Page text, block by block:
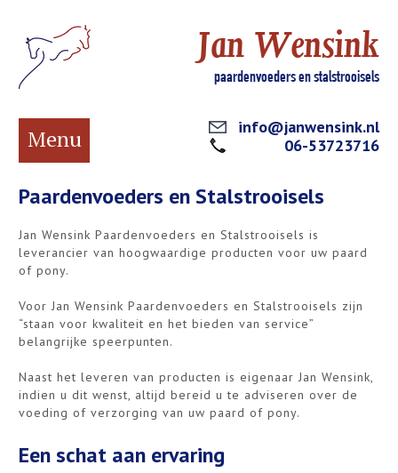
Jan Wensink
paardenvoeders en stalstrooisels
Menu
info@janwensink.nl
06-53723716
Paardenvoeders en Stalstrooisels
Jan Wensink Paardenvoeders en Stalstrooisels is
leverancier van hoogwaardige producten voor uw paard
of pony.
Voor Jan Wensink Paardenvoeders en Stalstrooisels zijn
“staan voor kwaliteit en het bieden van service”
belangrijke speerpunten.
Naast het leveren van producten is eigenaar Jan Wensink,
indien u dit wenst, altijd bereid u te adviseren over de
voeding of verzorging van uw paard of pony.
Een schat aan ervaring